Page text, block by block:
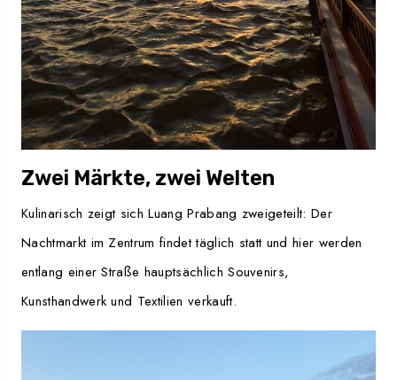
Zwei Märkte, zwei Welten
Kulinarisch zeigt sich Luang Prabang zweigeteilt: Der
Nachtmarkt im Zentrum findet täglich statt und hier werden
entlang einer Straße hauptsächlich Souvenirs,
Kunsthandwerk und Textilien verkauft.